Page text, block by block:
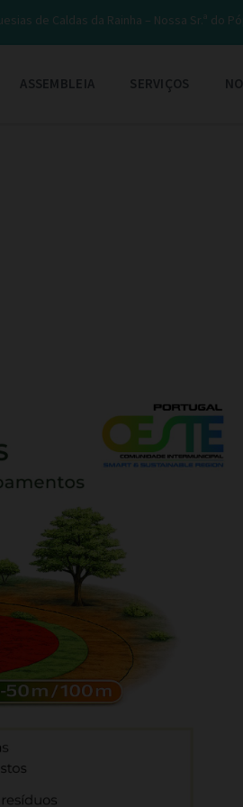
de Caldas da Rainha – Nossa Sr.ª do
ASSEMBLEIA SERVIÇOS